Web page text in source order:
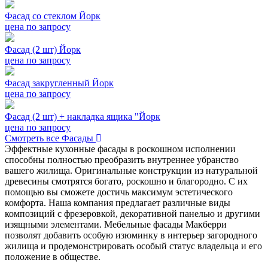
Фасад со стеклом Йорк
цена по запросу
Фасад (2 шт) Йорк
цена по запросу
Фасад закругленный Йорк
цена по запросу
Фасад (2 шт) + накладка ящика "Йорк
цена по запросу
Смотреть все Фасады
Эффектные кухонные фасады в роскошном исполнении
способны полностью преобразить внутреннее убранство
вашего жилища. Оригинальные конструкции из натуральной
древесины смотрятся богато, роскошно и благородно. С их
помощью вы сможете достичь максимум эстетического
комфорта. Наша компания предлагает различные виды
композиций с фрезеровкой, декоративной панелью и другими
изящными элементами. Мебельные фасады Макберри
позволят добавить особую изюминку в интерьер загородного
жилища и продемонстрировать особый статус владельца и его
положение в обществе.